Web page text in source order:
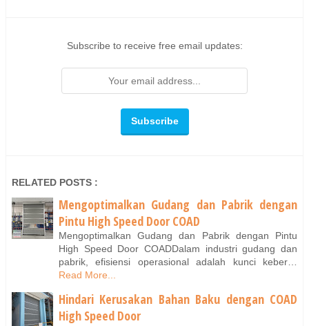
Subscribe to receive free email updates:
RELATED POSTS :
Mengoptimalkan Gudang dan Pabrik dengan
Pintu High Speed Door COAD
Mengoptimalkan Gudang dan Pabrik dengan Pintu
High Speed Door COADDalam industri gudang dan
pabrik, efisiensi operasional adalah kunci keber…
Read More...
Hindari Kerusakan Bahan Baku dengan COAD
High Speed Door